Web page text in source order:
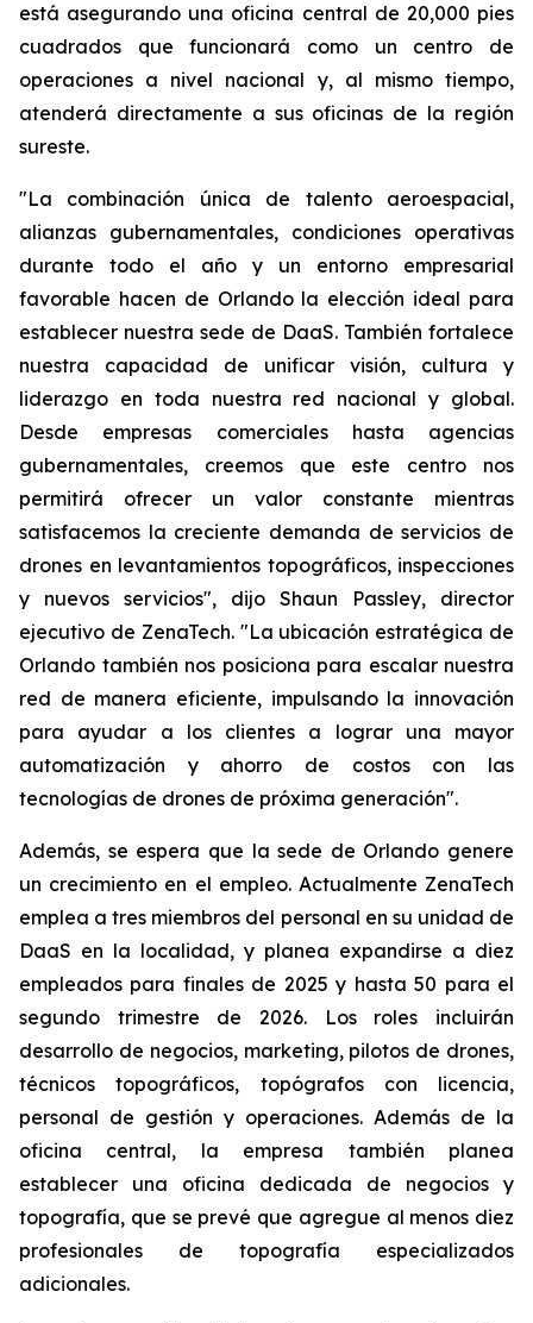
está asegurando una oficina central de 20,000 pies
cuadrados que funcionará como un centro de
operaciones a nivel nacional y, al mismo tiempo,
atenderá directamente a sus oficinas de la región
sureste.
"La combinación única de talento aeroespacial,
alianzas gubernamentales, condiciones operativas
durante todo el año y un entorno empresarial
favorable hacen de Orlando la elección ideal para
establecer nuestra sede de DaaS. También fortalece
nuestra capacidad de unificar visión, cultura y
liderazgo en toda nuestra red nacional y global.
Desde empresas comerciales hasta agencias
gubernamentales, creemos que este centro nos
permitirá ofrecer un valor constante mientras
satisfacemos la creciente demanda de servicios de
drones en levantamientos topográficos, inspecciones
y nuevos servicios", dijo Shaun Passley, director
ejecutivo de ZenaTech. "La ubicación estratégica de
Orlando también nos posiciona para escalar nuestra
red de manera eficiente, impulsando la innovación
para ayudar a los clientes a lograr una mayor
automatización y ahorro de costos con las
tecnologías de drones de próxima generación".
Además, se espera que la sede de Orlando genere
un crecimiento en el empleo. Actualmente ZenaTech
emplea a tres miembros del personal en su unidad de
DaaS en la localidad, y planea expandirse a diez
empleados para finales de 2025 y hasta 50 para el
segundo trimestre de 2026. Los roles incluirán
desarrollo de negocios, marketing, pilotos de drones,
técnicos topográficos, topógrafos con licencia,
personal de gestión y operaciones. Además de la
oficina central, la empresa también planea
establecer una oficina dedicada de negocios y
topografía, que se prevé que agregue al menos diez
profesionales de topografía especializados
adicionales.